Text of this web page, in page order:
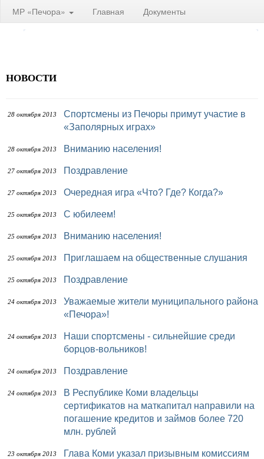
МР «Печора» Главная Документы
НОВОСТИ
28 октября 2013
Спортсмены из Печоры примут участие в
«Заполярных играх»
28 октября 2013 Вниманию населения!
27 октября 2013 Поздравление
27 октября 2013 Очередная игра «Что? Где? Когда?»
25 октября 2013 С юбилеем!
25 октября 2013 Вниманию населения!
25 октября 2013 Приглашаем на общественные слушания
25 октября 2013 Поздравление
24 октября 2013
Уважаемые жители муниципального района
«Печора»!
24 октября 2013
Наши спортсмены - сильнейшие среди
борцов-вольников!
24 октября 2013 Поздравление
24 октября 2013
В Республике Коми владельцы
сертификатов на маткапитал направили на
погашение кредитов и займов более 720
млн. рублей
23 октября 2013
Глава Коми указал призывным комиссиям